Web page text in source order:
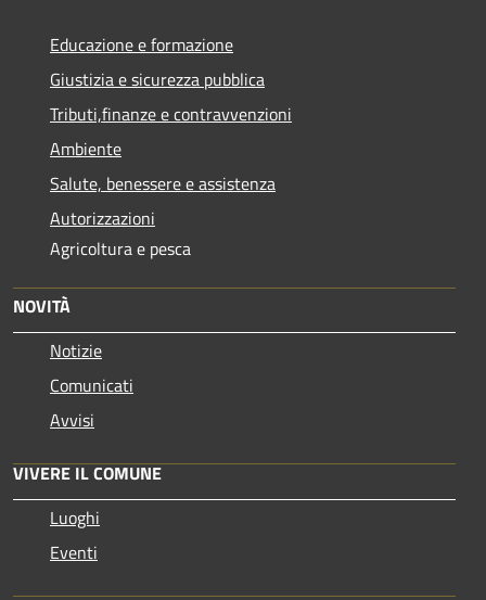
Educazione e formazione
Giustizia e sicurezza pubblica
Tributi,finanze e contravvenzioni
Ambiente
Salute, benessere e assistenza
Autorizzazioni
Agricoltura e pesca
NOVITÀ
Notizie
Comunicati
Avvisi
VIVERE IL COMUNE
Luoghi
Eventi